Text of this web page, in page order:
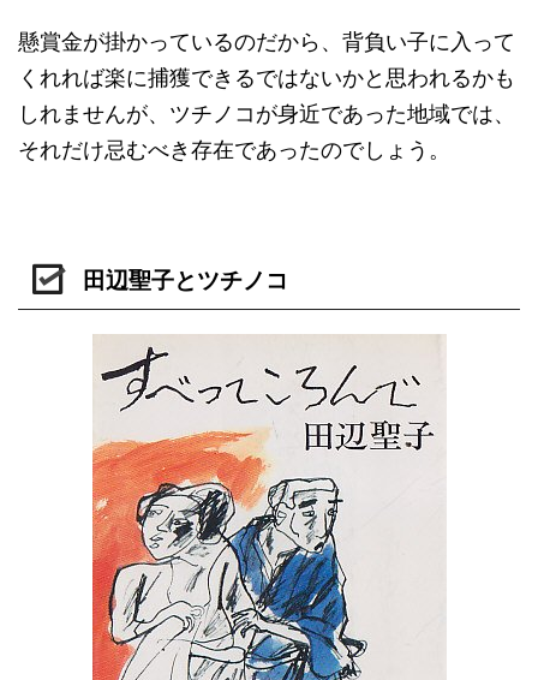
懸賞金が掛かっているのだから、背負い子に入って
くれれば楽に捕獲できるではないかと思われるかも
しれませんが、ツチノコが身近であった地域では、
それだけ忌むべき存在であったのでしょう。
田辺聖子とツチノコ